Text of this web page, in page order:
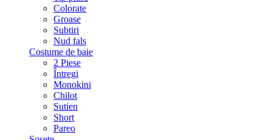
Colorate
Groase
Subtiri
Nud fals
Costume de baie
2 Piese
Întregi
Monokini
Chilot
Sutien
Short
Pareo